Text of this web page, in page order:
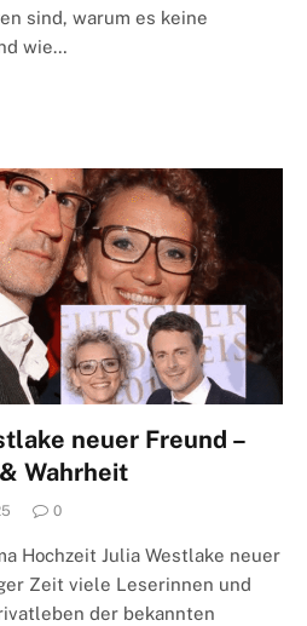
sind, warum es keine
wie…
neuer Freund –
Wahrheit
0
Hochzeit Julia Westlake neuer
Zeit viele Leserinnen und
der bekannten